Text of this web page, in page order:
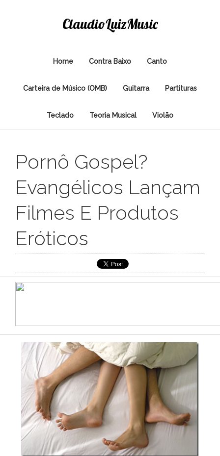
ClaudioLuizMusic
Home Contra Baixo Canto
Carteira de Músico (OMB) Guitarra Partituras
Teclado Teoria Musical Violão
Pornô Gospel?
Evangélicos Lançam
Filmes E Produtos
Eróticos